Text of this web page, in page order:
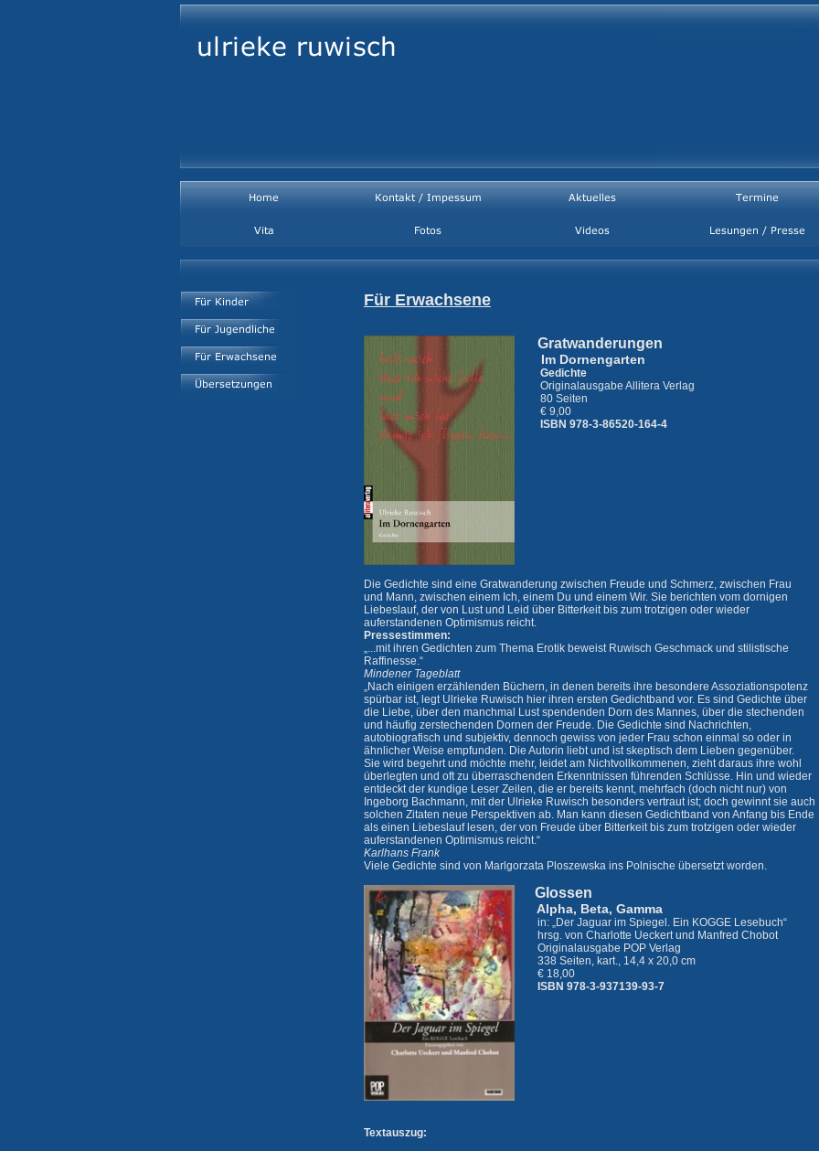
Für Erwachsene
Gratwanderungen
Im Dornengarten
Gedichte
Originalausgabe Allitera Verlag
80 Seiten
€ 9,00
ISBN 978-3-86520-164-4
Die Gedichte sind eine Gratwanderung zwischen Freude und Schmerz, zwischen Frau
und Mann, zwischen einem Ich, einem Du und einem Wir. Sie berichten vom dornigen
Liebeslauf, der von Lust und Leid über Bitterkeit bis zum trotzigen oder wieder
auferstandenen Optimismus reicht.
Pressestimmen:
„...mit ihren Gedichten zum Thema Erotik beweist Ruwisch Geschmack und stilistische
Raffinesse.“
Mindener Tageblatt
„Nach einigen erzählenden Büchern, in denen bereits ihre besondere Assoziationspotenz
spürbar ist, legt Ulrieke Ruwisch hier ihren ersten Gedichtband vor. Es sind Gedichte über
die Liebe, über den manchmal Lust spendenden Dorn des Mannes, über die stechenden
und häufig zerstechenden Dornen der Freude. Die Gedichte sind Nachrichten,
autobiografisch und subjektiv, dennoch gewiss von jeder Frau schon einmal so oder in
ähnlicher Weise empfunden. Die Autorin liebt und ist skeptisch dem Lieben gegenüber.
Sie wird begehrt und möchte mehr, leidet am Nichtvollkommenen, zieht daraus ihre wohl
überlegten und oft zu überraschenden Erkenntnissen führenden Schlüsse. Hin und wieder
entdeckt der kundige Leser Zeilen, die er bereits kennt, mehrfach (doch nicht nur) von
Ingeborg Bachmann, mit der Ulrieke Ruwisch besonders vertraut ist; doch gewinnt sie auch
solchen Zitaten neue Perspektiven ab. Man kann diesen Gedichtband von Anfang bis Ende
als einen Liebeslauf lesen, der von Freude über Bitterkeit bis zum trotzigen oder wieder
auferstandenen Optimismus reicht.“
Karlhans Frank
Viele Gedichte sind von Marlgorzata Ploszewska ins Polnische übersetzt worden.
Glossen
Alpha, Beta, Gamma
in: „Der Jaguar im Spiegel. Ein KOGGE Lesebuch“
hrsg. von Charlotte Ueckert und Manfred Chobot
Originalausgabe POP Verlag
338 Seiten, kart., 14,4 x 20,0 cm
€ 18,00
ISBN 978-3-937139-93-7
Textauszug: